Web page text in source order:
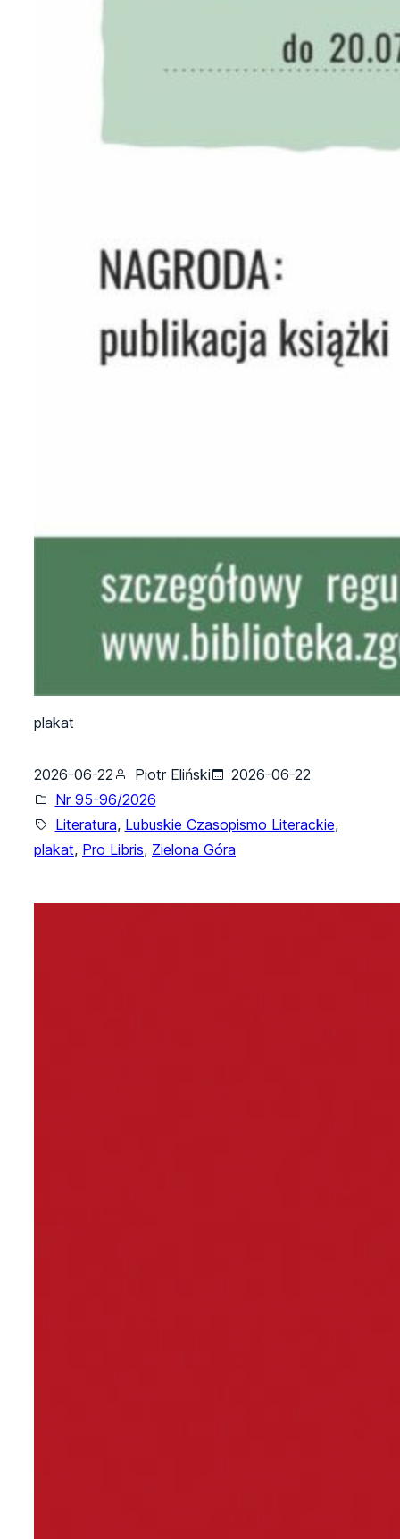
plakat
2026-06-22 Piotr Eliński
2026-06-22
Nr 95-96/2026
Literatura, Lubuskie Czasopismo Literackie,
plakat, Pro Libris, Zielona Góra